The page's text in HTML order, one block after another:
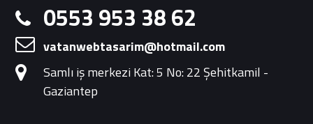
0553 953 38 62
vatanwebtasarim@hotmail.com
Samlı iş merkezi Kat: 5 No: 22 Şehitkamil -
Gaziantep